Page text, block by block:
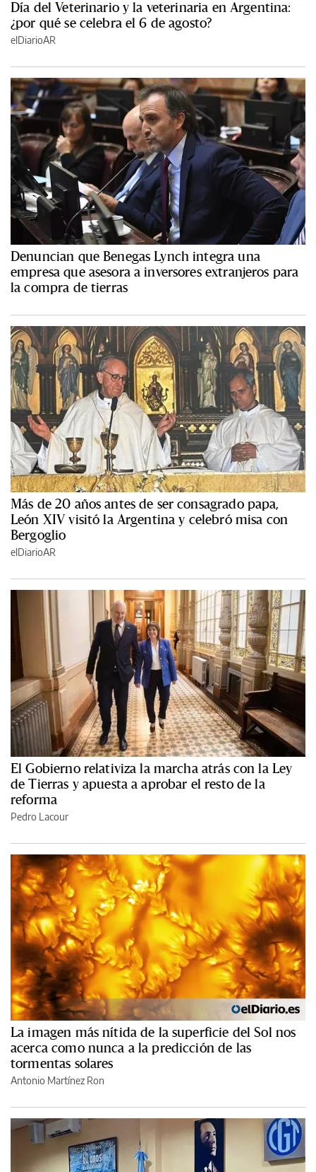
Día del Veterinario y la veterinaria en Argentina:
¿por qué se celebra el 6 de agosto?
elDiarioAR
Denuncian que Benegas Lynch integra una
empresa que asesora a inversores extranjeros para
la compra de tierras
Más de 20 años antes de ser consagrado papa,
León XIV visitó la Argentina y celebró misa con
Bergoglio
elDiarioAR
El Gobierno relativiza la marcha atrás con la Ley
de Tierras y apuesta a aprobar el resto de la
reforma
Pedro Lacour
La imagen más nítida de la superficie del Sol nos
acerca como nunca a la predicción de las
tormentas solares
Antonio Martínez Ron